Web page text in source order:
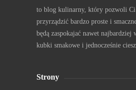
to blog kulinarny, który pozwoli Ci
przyrządzić bardzo proste i
będą zaspokajać nawet najbardziej
kubki smakowe i jednocześnie
Strony